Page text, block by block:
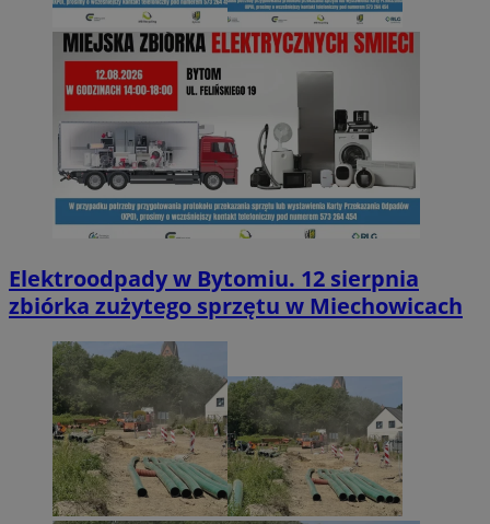
Elektroodpady w Bytomiu. 12 sierpnia
zbiórka zużytego sprzętu w Miechowicach